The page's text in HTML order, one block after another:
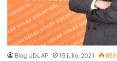
Blog UDLAP 15 julio, 2021 853